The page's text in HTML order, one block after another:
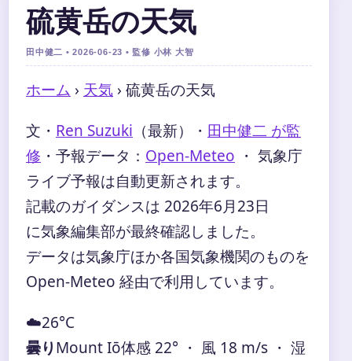
硫黄岳の天気
田中健二 • 2026-06-23 • 監修 小林 大智
ホーム › 天気 › 硫黄岳の天気
文・ Ren Suzuki （最新） ・ 田中健二 が監
修 ・ 予報データ： Open-Meteo ・ 気象庁
ライブ予報は自動更新されます。
記載のガイダンスは 2026年6月23日
に気象編集部が最終確認しました。
データは気象庁ほか各国気象機関のものを
Open-Meteo 経由で利用しています。
☁️26°C
曇りMount Iō体感 22° ・ 風 18 m/s ・ 湿